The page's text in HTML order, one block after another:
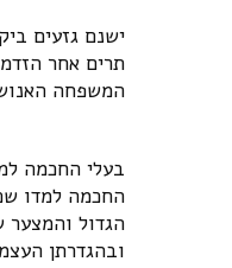
ישנם גזעים
תרים אחר
המשפחה
בעלי החכמה
החכמה למדו
הגדול והמצער
ובהגדרתן